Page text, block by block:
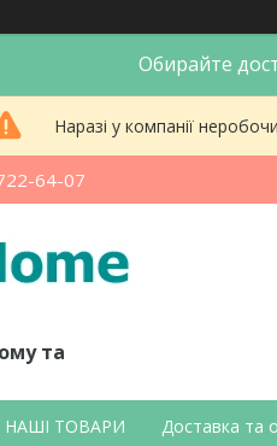
Обирайте
Наразі у компанії
64-07
та
НАШІ ТОВАРИ Доставка та